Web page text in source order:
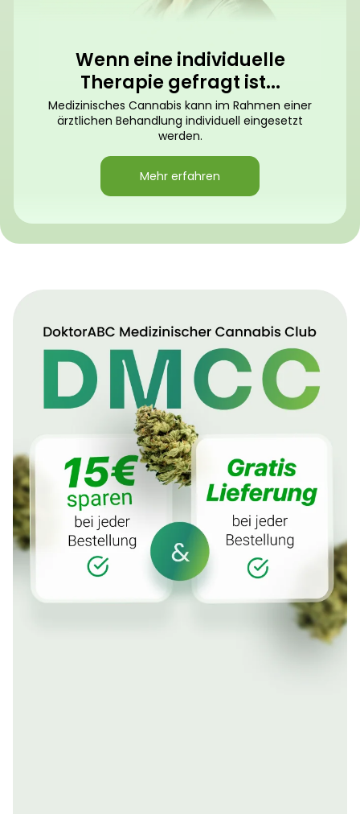
Wenn eine individuelle
Therapie gefragt ist...
Medizinisches Cannabis kann im Rahmen einer
ärztlichen Behandlung individuell eingesetzt
werden.
Mehr erfahren